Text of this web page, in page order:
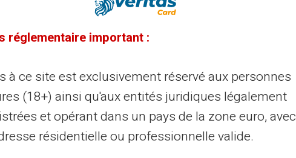
vous remettre lechèque original
votre régularisation auprès de
à votre établissement bancaire. Votre
lance la procédure de défichage auprès
réglementaire important :
à ce site est exclusivement réservé aux personnes
(18+) ainsi qu'aux entités juridiques légalement
et opérant dans un pays de la zone euro, avec
résidentielle ou professionnelle valide.